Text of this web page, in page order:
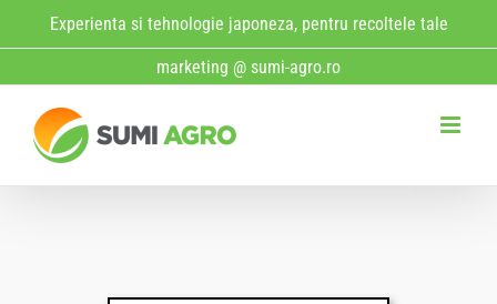
to
Experienta si tehnologie japoneza, pentru recoltele tale
marketing @ sumi-agro.ro